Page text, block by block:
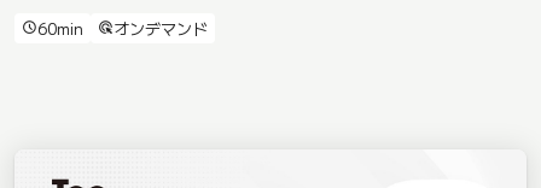
schedule60min ads_clickオンデマンド